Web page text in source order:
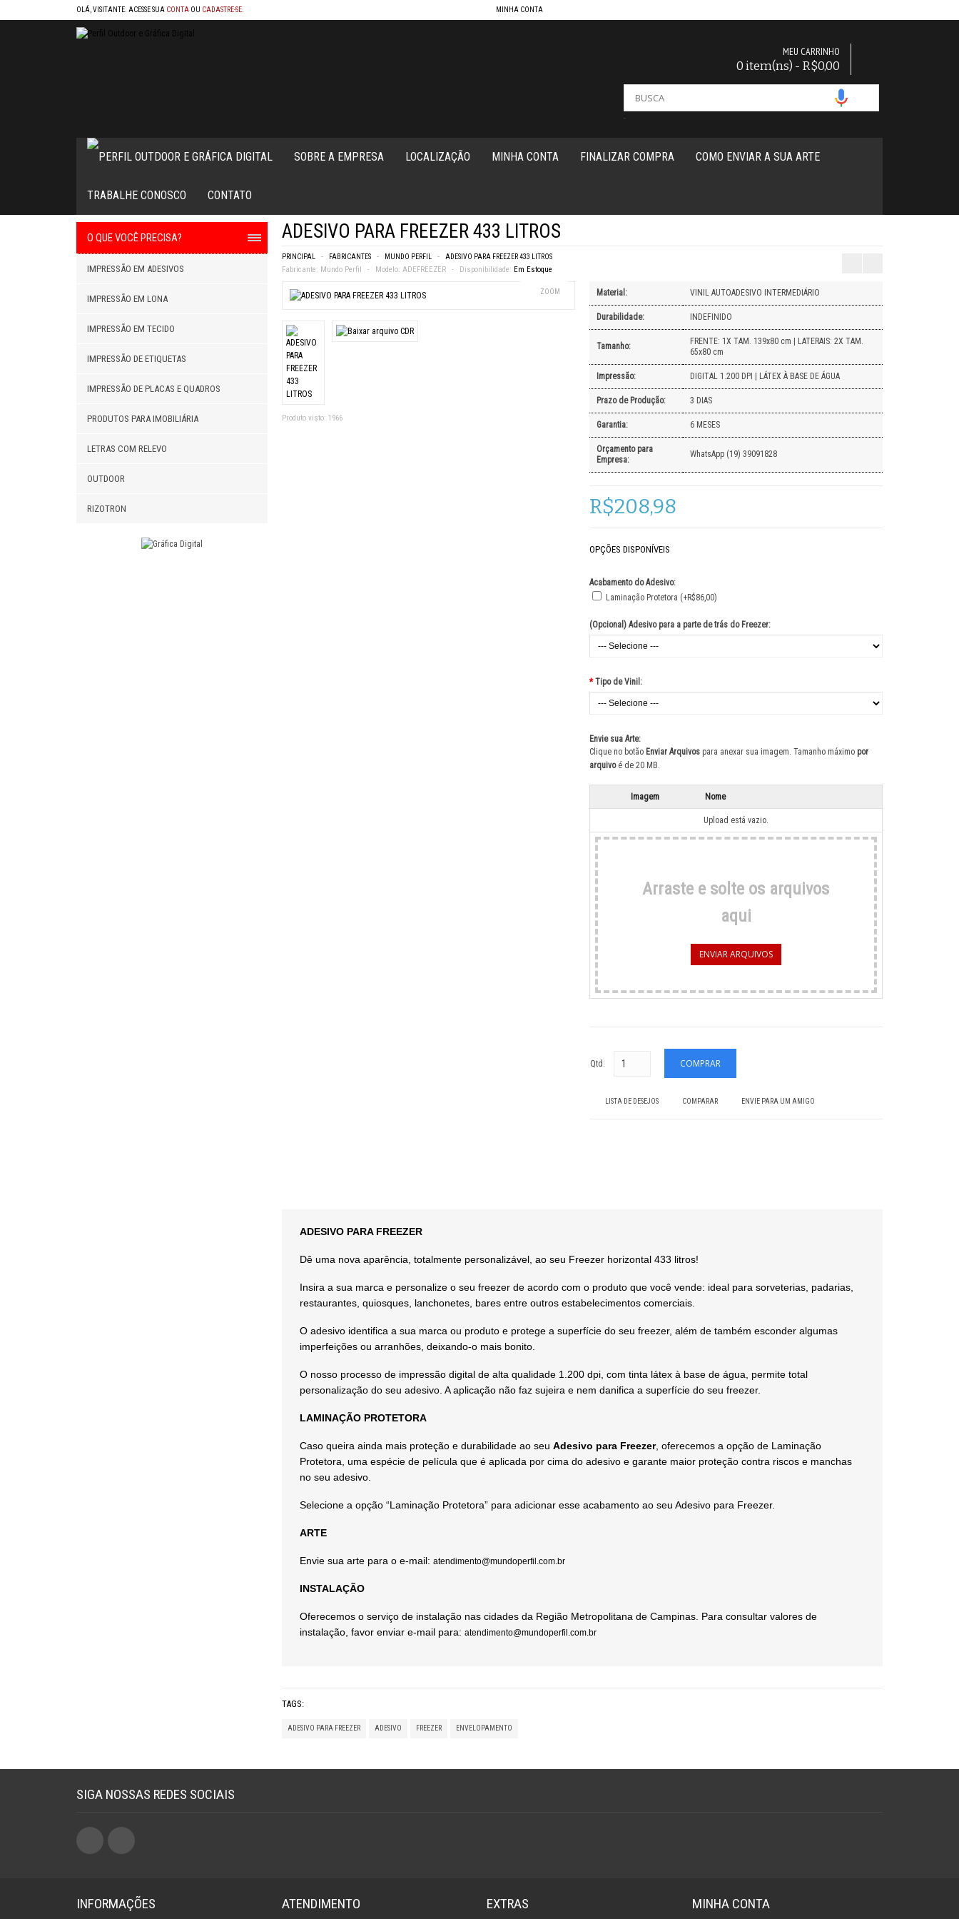
OLÁ, VISITANTE. ACESSE SUA CONTA OU CADASTRE-SE MINHA CONTA
MEU CARRINHO
0 item(ns) - R$0,00
-
SOBRE A EMPRESA LOCALIZAÇÃO MINHA CONTA FINALIZAR COMPRA COMO ENVIAR A SUA ARTE
TRABALHE CONOSCO CONTATO
O QUE VOCÊ PRECISA?
IMPRESSÃO EM ADESIVOS
IMPRESSÃO EM LONA
IMPRESSÃO EM TECIDO
IMPRESSÃO DE ETIQUETAS
IMPRESSÃO DE PLACAS E QUADROS
PRODUTOS PARA IMOBILIÁRIA
LETRAS COM RELEVO
OUTDOOR
RIZOTRON
ADESIVO PARA FREEZER 433 LITROS
PRINCIPAL FABRICANTES MUNDO PERFIL ADESIVO PARA FREEZER 433 LITROS
Fabricante: Mundo Perfil Modelo: ADEFREEZER Disponibilidade: Em Estoque
ZOOM
Produto visto: 1966
Material: VINIL AUTOADESIVO INTERMEDIÁRIO
Durabilidade: INDEFINIDO
Tamanho:
FRENTE: 1X TAM. 139x80 cm | LATERAIS: 2X TAM.
65x80 cm
Impressão: DIGITAL 1.200 DPI | LÁTEX À BASE DE ÁGUA
Prazo de Produção: 3 DIAS
Garantia: 6 MESES
Orçamento para
Empresa:
WhatsApp (19) 39091828
R$208,98
OPÇÕES DISPONÍVEIS
Acabamento do Adesivo:
Laminação Protetora (+R$86,00)
(Opcional) Adesivo para a parte de trás do Freezer:
* Tipo de Vinil:
Envie sua Arte:
Clique no botão Enviar Arquivospara anexar sua imagem. Tamanho máximo por
arquivo é de 20 MB.
Imagem Nome
Upload está vazio.
Arraste e solte os arquivos
aqui
ENVIAR ARQUIVOS
Qtd:
LISTA DE DESEJOS COMPARAR ENVIE PARA UM AMIGO
ADESIVO PARA FREEZER
Dê uma nova aparência, totalmente personalizável, ao seu Freezer horizontal 433 litros!
Insira a sua marca e personalize o seu freezer de acordo com o produto que você vende: ideal para sorveterias, padarias,
restaurantes, quiosques, lanchonetes, bares entre outros estabelecimentos comerciais.
O adesivo identifica a sua marca ou produto e protege a superfície do seu freezer, além de também esconder algumas
imperfeições ou arranhões, deixando-o mais bonito.
O nosso processo de impressão digital de alta qualidade 1.200 dpi, com tinta látex à base de água, permite total
personalização do seu adesivo. A aplicação não faz sujeira e nem danifica a superfície do seu freezer.
LAMINAÇÃO PROTETORA
Caso queira ainda mais proteção e durabilidade ao seu Adesivo para Freezer, oferecemos a opção de Laminação
Protetora, uma espécie de película que é aplicada por cima do adesivo e garante maior proteção contra riscos e manchas
no seu adesivo.
Selecione a opção “Laminação Protetora” para adicionar esse acabamento ao seu Adesivo para Freezer.
ARTE
Envie sua arte para o e-mail: atendimento@mundoperfil.com.br
INSTALAÇÃO
Oferecemos o serviço de instalação nas cidades da Região Metropolitana de Campinas. Para consultar valores de
instalação, favor enviar e-mail para: atendimento@mundoperfil.com.br
TAGS:
ADESIVO PARA FREEZER ADESIVO FREEZER ENVELOPAMENTO
SIGA NOSSAS REDES SOCIAIS
INFORMAÇÕES ATENDIMENTO EXTRAS MINHA CONTA